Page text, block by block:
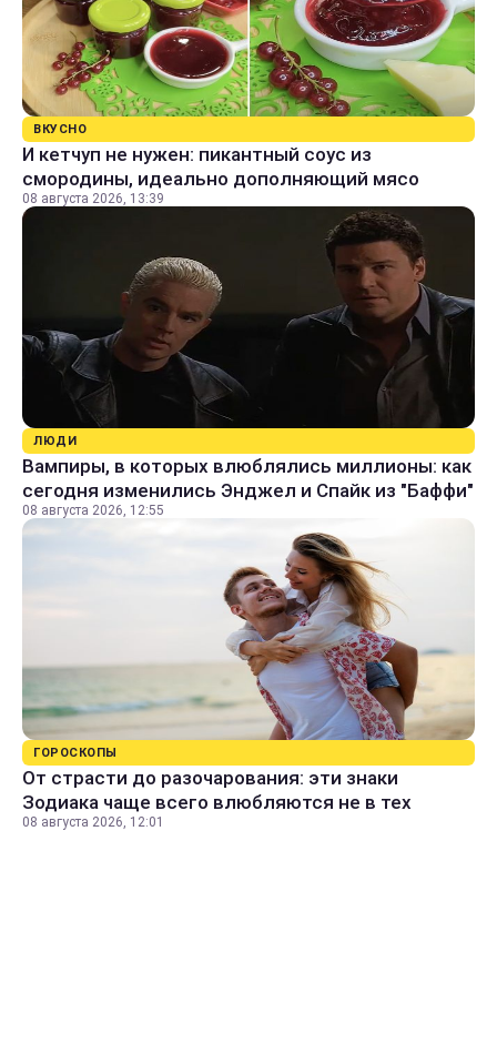
ВКУСНО
И кетчуп не нужен: пикантный соус из
смородины, идеально дополняющий мясо
08 августа 2026, 13:39
ЛЮДИ
Вампиры, в которых влюблялись миллионы: как
сегодня изменились Энджел и Спайк из "Баффи"
08 августа 2026, 12:55
ГОРОСКОПЫ
От страсти до разочарования: эти знаки
Зодиака чаще всего влюбляются не в тех
08 августа 2026, 12:01